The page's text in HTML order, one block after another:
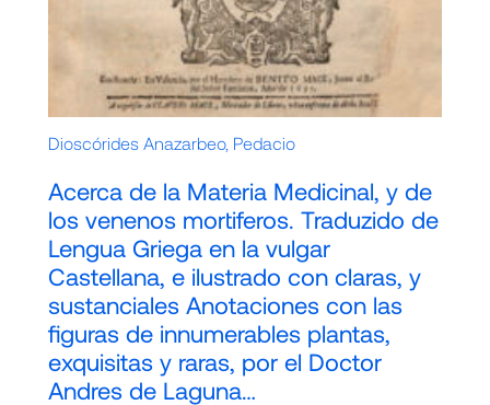
Dioscórides Anazarbeo, Pedacio
Acerca de la Materia Medicinal, y de
los venenos mortiferos. Traduzido de
Lengua Griega en la vulgar
Castellana, e ilustrado con claras, y
sustanciales Anotaciones con las
figuras de innumerables plantas,
exquisitas y raras, por el Doctor
Andres de Laguna…